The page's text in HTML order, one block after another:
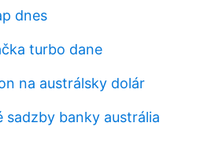
dnes
turbo dane
na austrálsky dolár
sadzby banky austrália